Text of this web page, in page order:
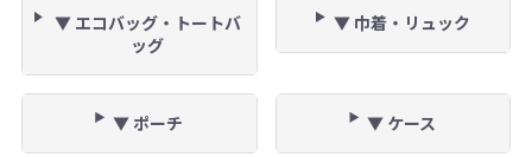
▼ エコバッグ・トートバ
ッグ
▼ 巾着・リュック
▼ ポーチ ▼ ケース